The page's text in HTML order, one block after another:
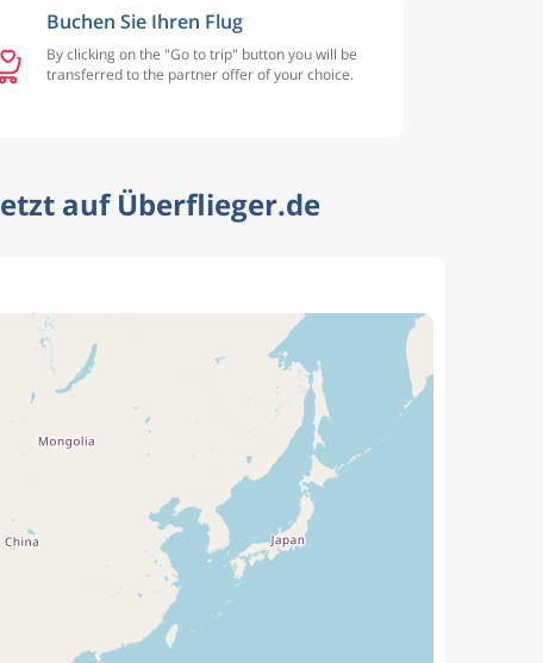
Buchen Sie Ihren Flug
By clicking on the "Go to trip" button you will be
transferred to the partner offer of your choice.
auf Überflieger.de